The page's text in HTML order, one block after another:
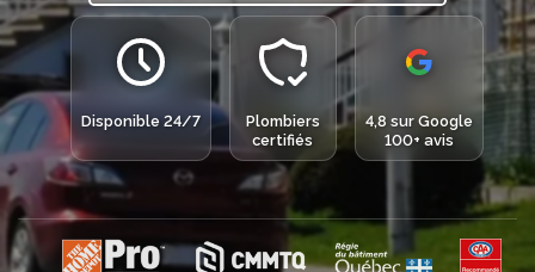
Disponible 24/7
Plombiers
certifiés
4,8 sur Google
100+ avis